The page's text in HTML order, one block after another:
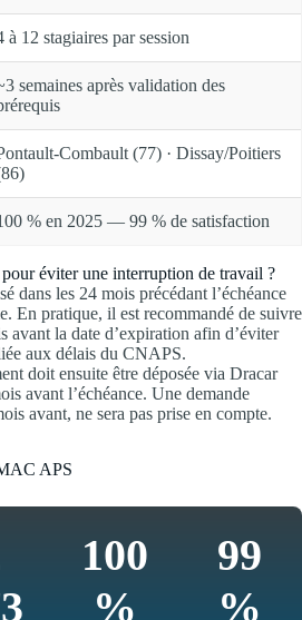
à 12 stagiaires par session
semaines après validation des
Combault (77) · Dissay/Poitiers
% en 2025 — 99 % de satisfaction
éviter une interruption de travail ?
dans les 24 mois précédant l’échéance
En pratique, il est recommandé de suivre
avant la date d’expiration afin d’éviter
aux délais du CNAPS.
doit ensuite être déposée via Dracar
avant l’échéance. Une demande
avant, ne sera pas prise en compte.
APS
100
%
99
%